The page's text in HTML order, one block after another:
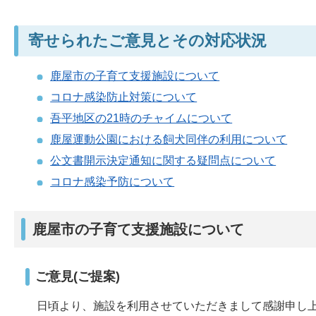
寄せられたご意見とその対応状況
鹿屋市の子育て支援施設について
コロナ感染防止対策について
吾平地区の21時のチャイムについて
鹿屋運動公園における飼犬同伴の利用について
公文書開示決定通知に関する疑問点について
コロナ感染予防について
鹿屋市の子育て支援施設について
ご意見(ご提案)
日頃より、施設を利用させていただきまして感謝申し